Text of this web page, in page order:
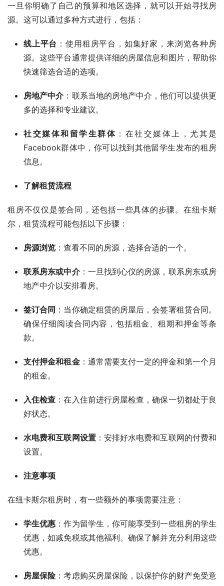
一旦你明确了自己的预算和地区选择，就可以开始寻找房
源。这可以通过多种方式进行，包括：
线上平台 ：使用租房平台，如集好家，来浏览各种房
源。这些平台通常提供详细的房屋信息和图片，帮助你
快速筛选合适的选项。
房地产中介：联系当地的房地产中介，他们可以提供更
多的选择和专业建议。
社交媒体和留学生群体 ：在社交媒体上，尤其是
Facebook群体中，你可以找到其他留学生发布的租房
信息。
了解租赁流程
租房不仅仅是签合同，还包括一些具体的步骤。在纽卡斯
尔，租赁流程可能包括以下步骤：
房源浏览 ：查看不同的房源，选择合适的一个。
联系房东或中介：一旦找到心仪的房源，联系房东或房
地产中介以安排看房。
签订合同 ：当你确定租赁的房屋后，会签署租赁合同。
确保仔细阅读合同内容，包括租金、租期和押金等条
款。
支付押金和租金：通常需要支付一定的押金和第一个月
的租金。
入住检查 ：在入住前进行房屋检查，确保一切都处于良
好状态。
水电费和互联网设置：安排好水电费和互联网的付费和
设置。
注意事项
在纽卡斯尔租房时，有一些额外的事项需要注意：
学生优惠 ：作为留学生，你可能享受到一些租房的学生
优惠，如减免税或其他福利。确保了解并充分利用这些
优惠。
房屋保险：考虑购买房屋保险，以保护你的财产免受意